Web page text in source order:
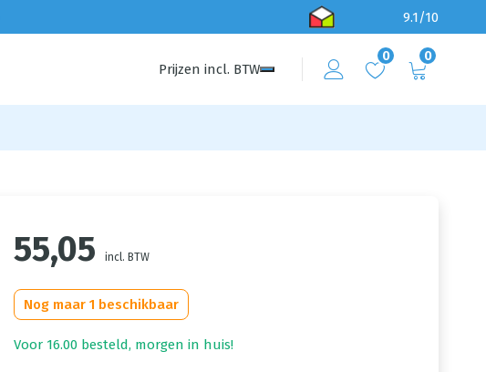
9.1/10
Prijzen incl. BTW
0 0
55,05 incl. BTW
Nog maar 1 beschikbaar
Voor 16.00 besteld, morgen in huis!